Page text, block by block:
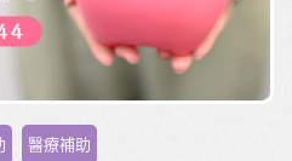
醫療補助